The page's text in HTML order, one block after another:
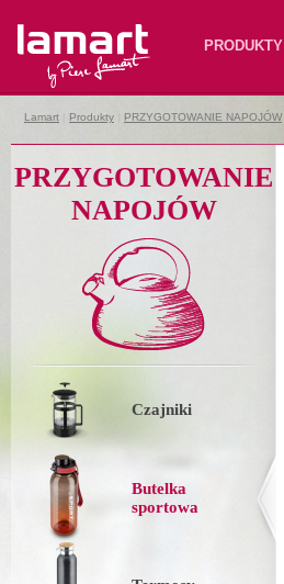
Lamart PRODUKTY
Lamart Produkty PRZYGOTOWANIE NAPOJÓW
PRZYGOTOWANIE
NAPOJÓW
Czajniki
Butelka
sportowa